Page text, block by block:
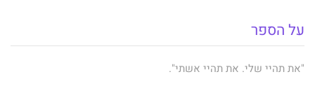
על הספר
"את תהיי שלי. את תהיי אשתי".